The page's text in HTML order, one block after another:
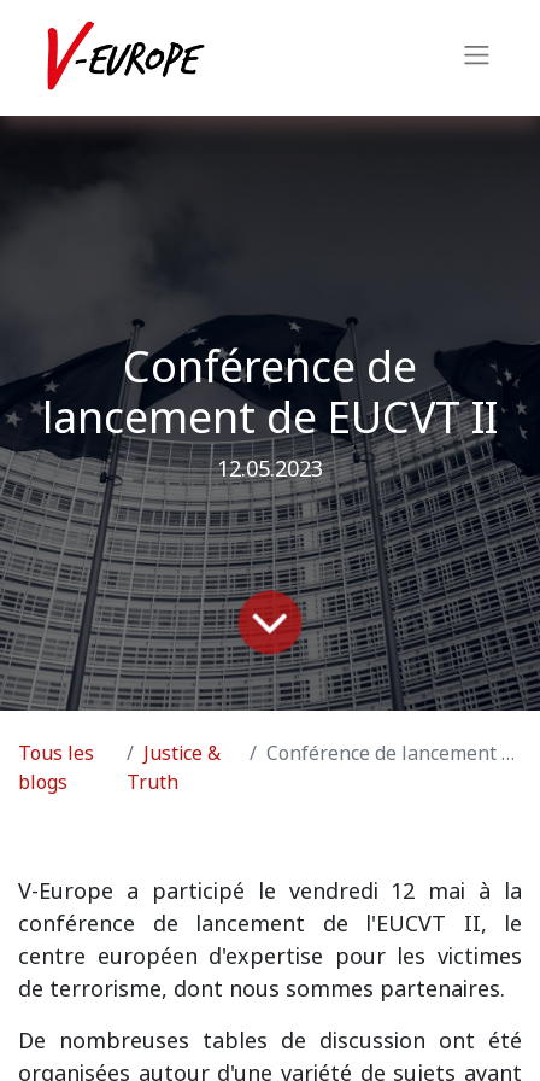
Conférence de
lancement de EUCVT II
12.05.2023
Tous les
blogs
Justice &
Truth
Conférence de lancement de EUCVT II
V-Europe a participé le vendredi 12 mai à la
conférence de lancement de l'EUCVT II, le
centre européen d'expertise pour les victimes
de terrorisme, dont nous sommes partenaires.
De nombreuses tables de discussion ont été
organisées autour d'une variété de sujets ayant